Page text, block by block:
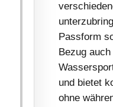
Passform
Bezug
und bietet
ohne